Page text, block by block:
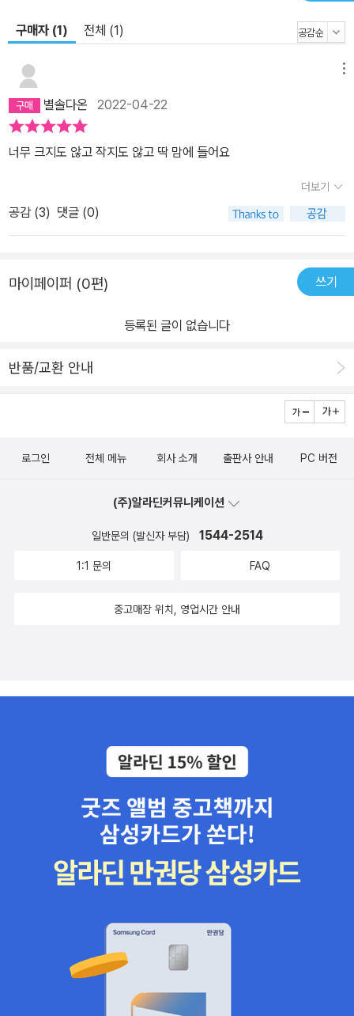
구매자 (1) 전체 (1)
별솔다온 2022-04-22
너무 크지도 않고 작지도 않고 딱 맘에 들어요
더보기
공감 (3) 댓글 (0)
마이페이퍼 (0편) 쓰기
등록된 글이 없습니다
반품/교환 안내
로그인 전체 메뉴 회사 소개 출판사 안내 PC 버전
(주)알라딘커뮤니케이션
일반문의 (발신자 부담) 1544-2514
1:1 문의 FAQ
중고매장 위치, 영업시간 안내